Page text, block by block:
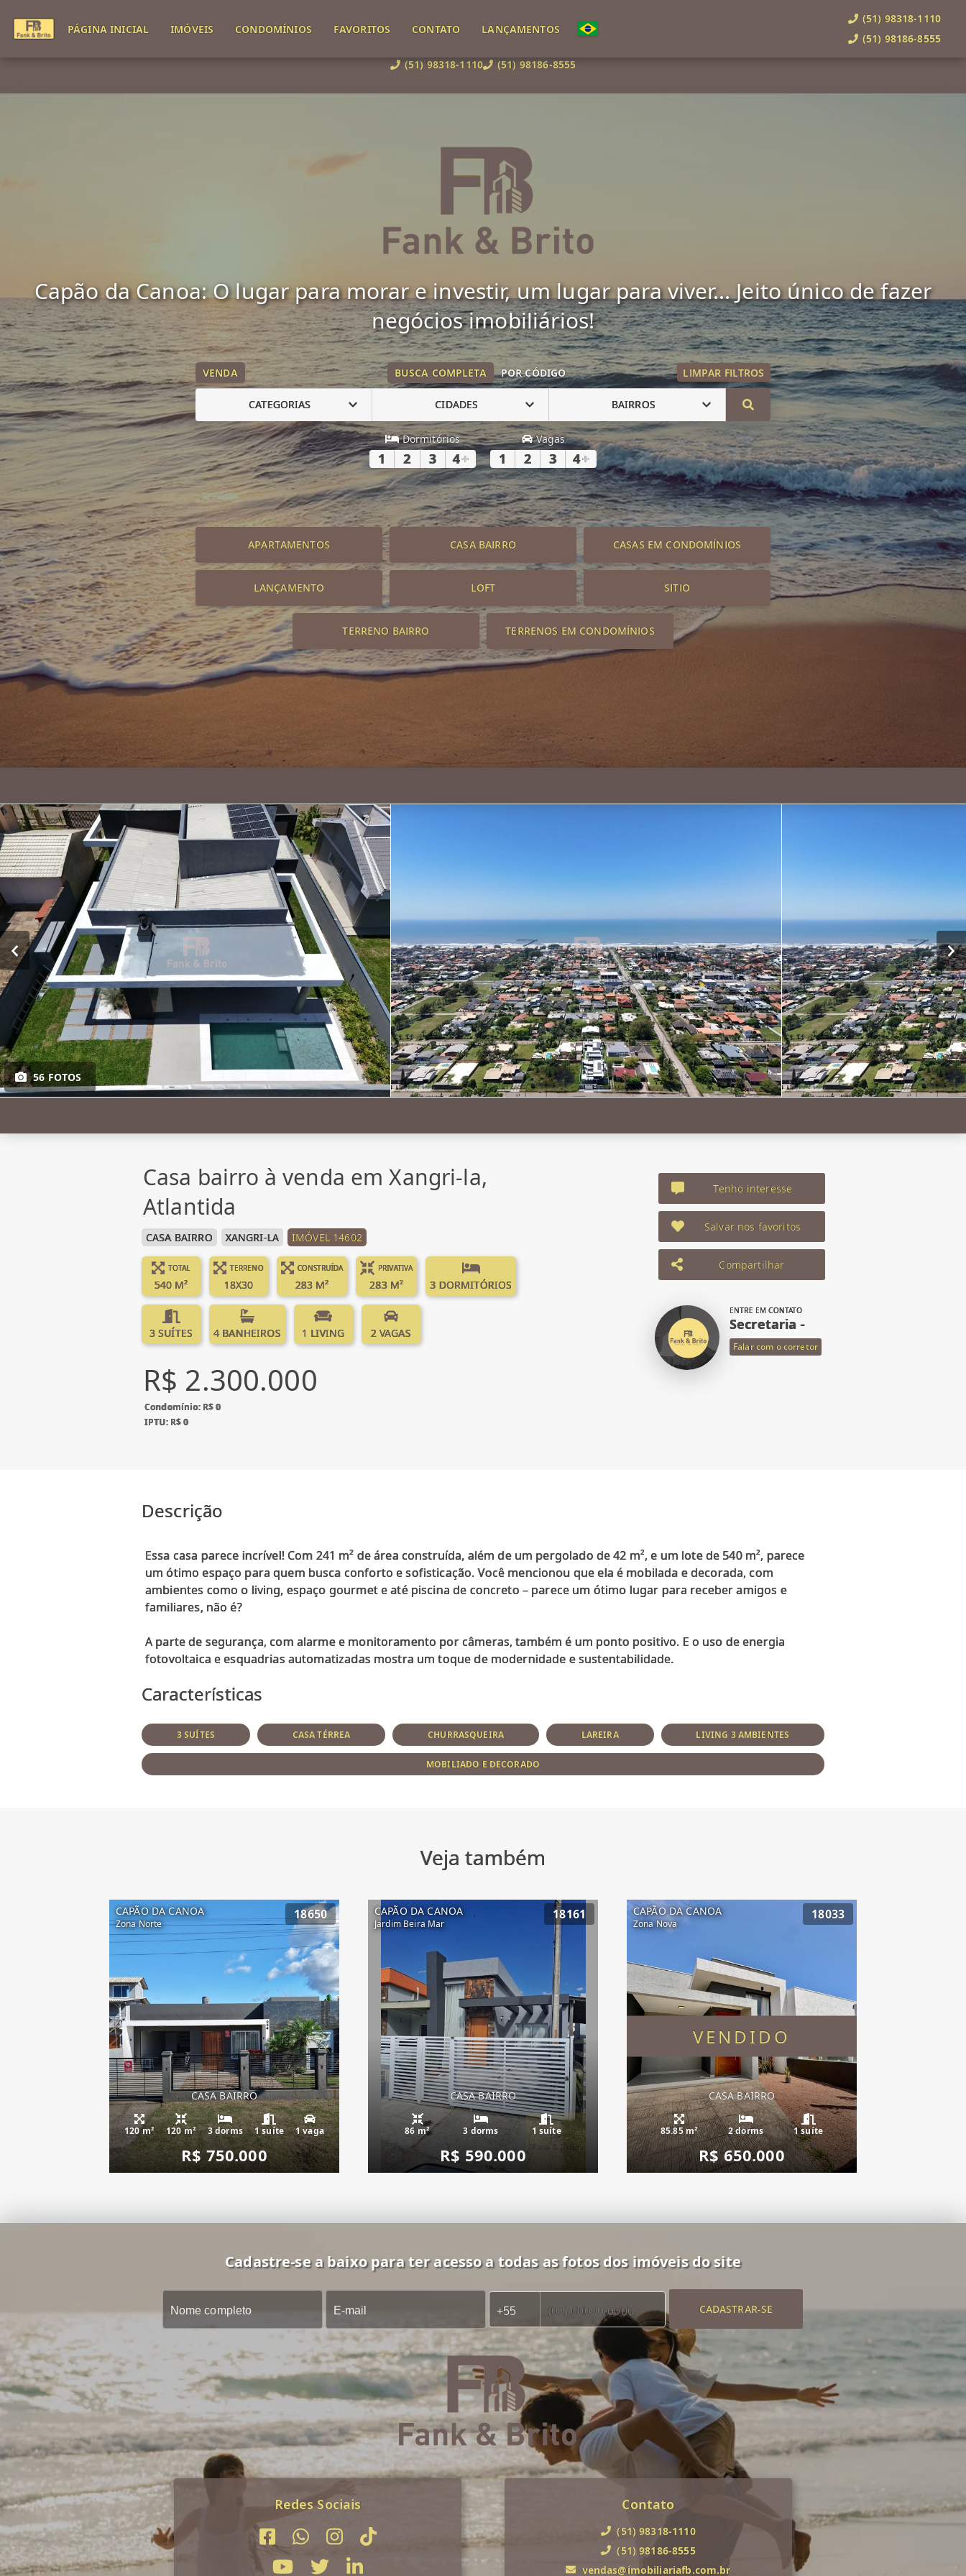
(51) 98318-1110 (51) 98186-8555
PÁGINA INICIAL IMÓVEIS CONDOMÍNIOS FAVORITOS CONTATO LANÇAMENTOS
(51) 98318-1110
(51) 98186-8555
Capão da Canoa: O lugar para morar e investir, um lugar para viver... Jeito único de fazer
negócios imobiliários!
VENDA BUSCA COMPLETA POR CÓDIGO LIMPAR FILTROS
CATEGORIAS CIDADES BAIRROS
Dormitórios
1 2 3 4+
Vagas
1 2 3 4+
APARTAMENTOS CASA BAIRRO CASAS EM CONDOMÍNIOS
LANÇAMENTO LOFT SITIO
TERRENO BAIRRO TERRENOS EM CONDOMÍNIOS
56 FOTOS
Casa bairro à venda em Xangri-la,
Atlantida
CASA BAIRRO XANGRI-LA IMÓVEL 14602
TOTAL
540 M²
TERRENO
18X30
CONSTRUÍDA
283 M²
PRIVATIVA
283 M² 3 DORMITÓRIOS
3 SUÍTES 4 BANHEIROS 1 LIVING 2 VAGAS
R$ 2.300.000
Condomínio: R$ 0
IPTU: R$ 0
Tenho interesse
Salvar nos favoritos
Compartilhar
ENTRE EM CONTATO
Secretaria -
Falar com o corretor
Descrição
Essa casa parece incrível! Com 241 m² de área construída, além de um pergolado de 42 m², e um lote de 540 m², parece
um ótimo espaço para quem busca conforto e sofisticação. Você mencionou que ela é mobilada e decorada, com
ambientes como o living, espaço gourmet e até piscina de concreto – parece um ótimo lugar para receber amigos e
familiares, não é?
A parte de segurança, com alarme e monitoramento por câmeras, também é um ponto positivo. E o uso de energia
Características
3 SUÍTES CASA TÉRREA CHURRASQUEIRA LAREIRA LIVING 3 AMBIENTES
MOBILIADO E DECORADO
Veja também
CAPÃO DA CANOA
Zona Norte
18650
CASA BAIRRO
120 m² 120 m² 3 dorms 1 suíte 1 vaga
R$ 750.000
CAPÃO DA CANOA
Jardim Beira Mar
18161
CASA BAIRRO
86 m² 3 dorms 1 suíte
R$ 590.000
VENDIDO
CAPÃO DA CANOA
Zona Nova
18033
CASA BAIRRO
85.85 m² 2 dorms 1 suíte
R$ 650.000
Cadastre-se a baixo para ter acesso a todas as fotos dos imóveis do site
CADASTRAR-SE
Redes Sociais Contato
(51) 98318-1110
(51) 98186-8555
vendas@imobiliariafb.com.br